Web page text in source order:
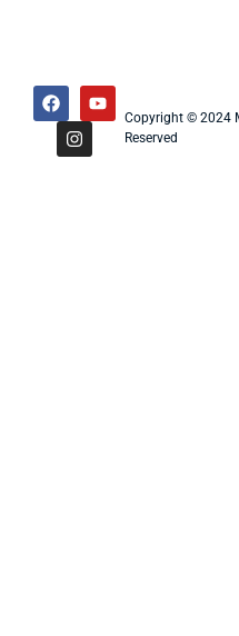
Copyright © 2024
Reserved